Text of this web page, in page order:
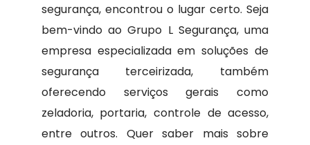
segurança, encontrou o lugar certo. Seja
bem-vindo ao Grupo L Segurança, uma
empresa especializada em soluções de
segurança terceirizada, também
oferecendo serviços gerais como
zeladoria, portaria, controle de acesso,
entre outros. Quer saber mais sobre